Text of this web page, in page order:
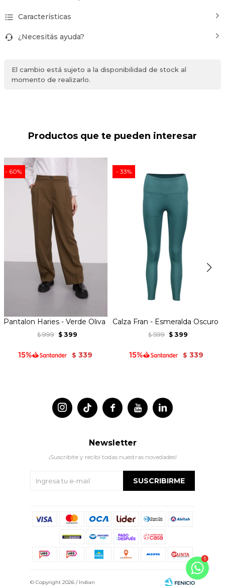
Características
¿Necesitás ayuda?
El cambio está sujeto a la disponibilidad de stock al
momento de realizarlo.
Productos que te pueden interesar
60
Pantalon Haries - Verde Oliva
$ 999 $ 399
$ 339
33
Calza Fran - Esmeralda Oscuro
$ 599 $ 399
$ 339
 
 
Newsletter
¡Suscribite y recibí todas nuestras novedades!
SUSCRIBIRME
© Copyright 2026 / Indian